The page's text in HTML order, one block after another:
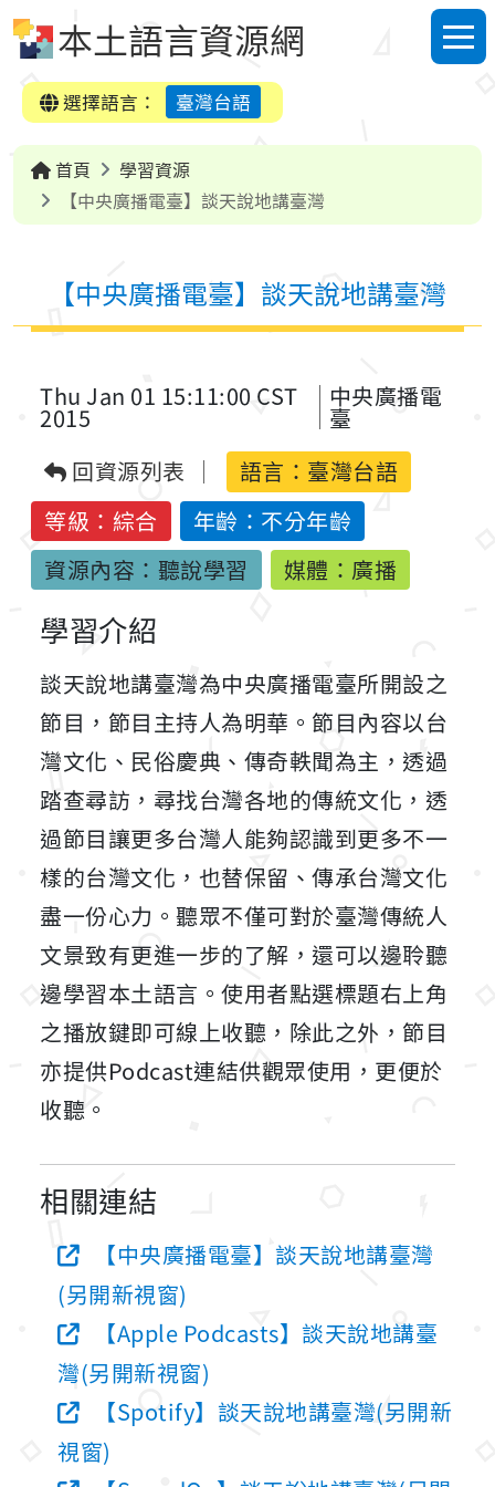
本土語言資源網
選單
選擇語言：
臺灣台語
首頁
學習資源
【中央廣播電臺】談天說地講臺灣
【中央廣播電臺】談天說地講臺灣
Thu Jan 01 15:11:00 CST
2015
中央廣播電
臺
回資源列表
語言： 臺灣台語
等級：綜合
年齡：不分年齡
資源內容：聽說學習
媒體：廣播
學習介紹
談天說地講臺灣為中央廣播電臺所開設之
節目，節目主持人為明華。節目內容以台
灣文化、民俗慶典、傳奇軼聞為主，透過
踏查尋訪，尋找台灣各地的傳統文化，透
過節目讓更多台灣人能夠認識到更多不一
樣的台灣文化，也替保留、傳承台灣文化
盡一份心力。聽眾不僅可對於臺灣傳統人
文景致有更進一步的了解，還可以邊聆聽
邊學習本土語言。使用者點選標題右上角
之播放鍵即可線上收聽，除此之外，節目
亦提供Podcast連結供觀眾使用，更便於
收聽。
相關連結
【中央廣播電臺】談天說地講臺灣
(另開新視窗)
【Apple Podcasts】談天說地講臺
灣(另開新視窗)
【Spotify】談天說地講臺灣(另開新
視窗)